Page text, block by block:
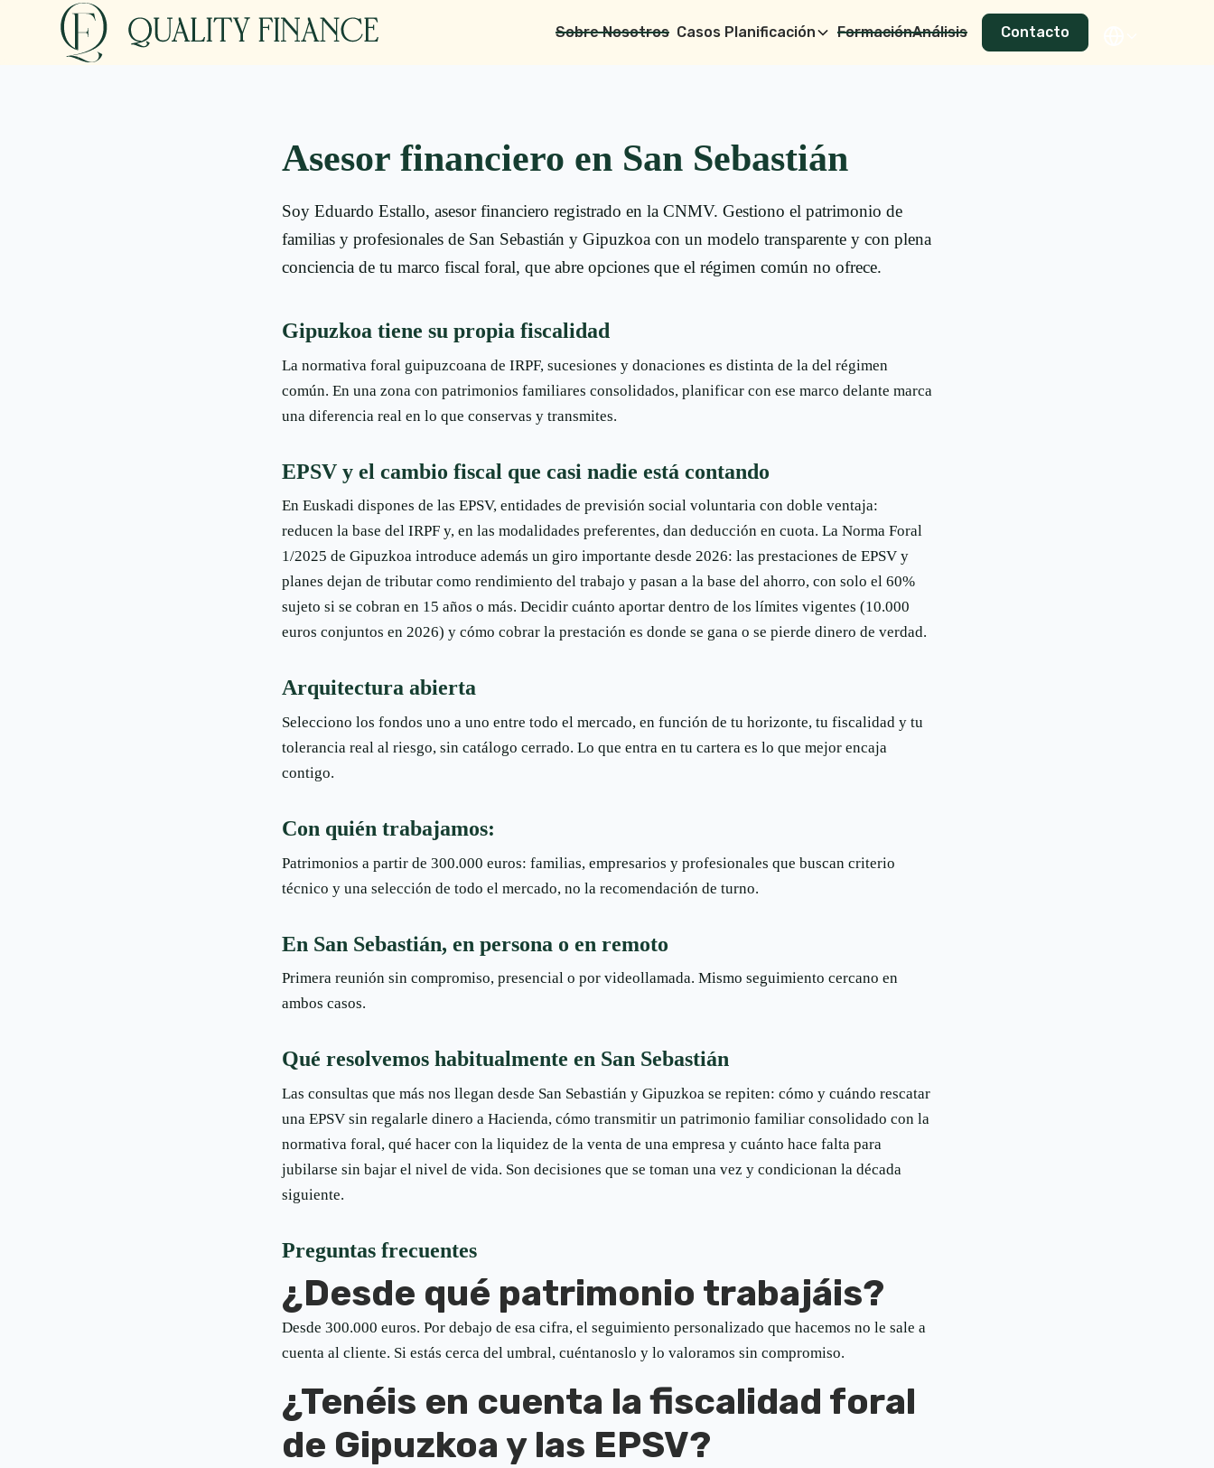
Sobre Nosotros Casos Planificación FormaciónAnálisis Contacto
Asesor financiero en San Sebastián
Soy Eduardo Estallo, asesor financiero registrado en la CNMV. Gestiono el patrimonio de
familias y profesionales de San Sebastián y Gipuzkoa con un modelo transparente y con plena
conciencia de tu marco fiscal foral, que abre opciones que el régimen común no ofrece.
Gipuzkoa tiene su propia fiscalidad
La normativa foral guipuzcoana de IRPF, sucesiones y donaciones es distinta de la del régimen
común. En una zona con patrimonios familiares consolidados, planificar con ese marco delante marca
una diferencia real en lo que conservas y transmites.
EPSV y el cambio fiscal que casi nadie está contando
En Euskadi dispones de las EPSV, entidades de previsión social voluntaria con doble ventaja:
reducen la base del IRPF y, en las modalidades preferentes, dan deducción en cuota. La Norma Foral
1/2025 de Gipuzkoa introduce además un giro importante desde 2026: las prestaciones de EPSV y
planes dejan de tributar como rendimiento del trabajo y pasan a la base del ahorro, con solo el 60%
sujeto si se cobran en 15 años o más. Decidir cuánto aportar dentro de los límites vigentes (10.000
euros conjuntos en 2026) y cómo cobrar la prestación es donde se gana o se pierde dinero de verdad.
Arquitectura abierta
Selecciono los fondos uno a uno entre todo el mercado, en función de tu horizonte, tu fiscalidad y tu
tolerancia real al riesgo, sin catálogo cerrado. Lo que entra en tu cartera es lo que mejor encaja
contigo.
Con quién trabajamos:
Patrimonios a partir de 300.000 euros: familias, empresarios y profesionales que buscan criterio
técnico y una selección de todo el mercado, no la recomendación de turno.
En San Sebastián, en persona o en remoto
Primera reunión sin compromiso, presencial o por videollamada. Mismo seguimiento cercano en
ambos casos.
Qué resolvemos habitualmente en San Sebastián
Las consultas que más nos llegan desde San Sebastián y Gipuzkoa se repiten: cómo y cuándo rescatar
una EPSV sin regalarle dinero a Hacienda, cómo transmitir un patrimonio familiar consolidado con la
normativa foral, qué hacer con la liquidez de la venta de una empresa y cuánto hace falta para
jubilarse sin bajar el nivel de vida. Son decisiones que se toman una vez y condicionan la década
siguiente.
Preguntas frecuentes
¿Desde qué patrimonio trabajáis?
Desde 300.000 euros. Por debajo de esa cifra, el seguimiento personalizado que hacemos no le sale a
cuenta al cliente. Si estás cerca del umbral, cuéntanoslo y lo valoramos sin compromiso.
¿Tenéis en cuenta la fiscalidad foral
de Gipuzkoa y las EPSV?